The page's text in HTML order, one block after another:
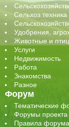
Сельхоз техника
Удобрения,
Животные и
Услуги
Недвижимость
Работа
Знакомства
Разное
Форум
Тематические
Форумы проекта
Правила форума